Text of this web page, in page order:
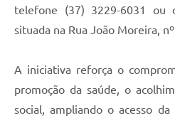
telefone (37) 3229-6031 ou
situada na Rua João Moreira, nº
A iniciativa reforça o
promoção da saúde, o
social, ampliando o acesso